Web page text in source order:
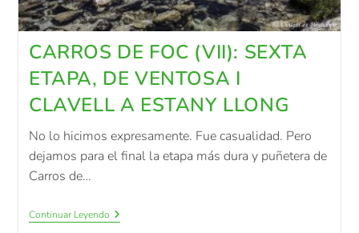
CARROS DE FOC (VII): SEXTA
ETAPA, DE VENTOSA I
CLAVELL A ESTANY LLONG
No lo hicimos expresamente. Fue casualidad. Pero
dejamos para el final la etapa más dura y puñetera de
Carros de…
Continuar Leyendo